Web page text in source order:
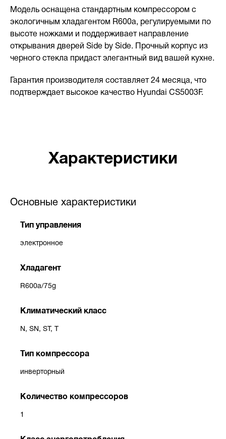
Модель оснащена стандартным компрессором с
экологичным хладагентом R600a, регулируемыми по
высоте ножками и поддерживает направление
открывания дверей Side by Side. Прочный корпус из
черного стекла придаст элегантный вид вашей кухне.
Гарантия производителя составляет 24 месяца, что
подтверждает высокое качество Hyundai CS5003F.
Характеристики
Основные характеристики
Тип управления
электронное
Хладагент
R600a/75g
Климатический класс
N, SN, ST, T
Тип компрессора
инверторный
Количество компрессоров
1